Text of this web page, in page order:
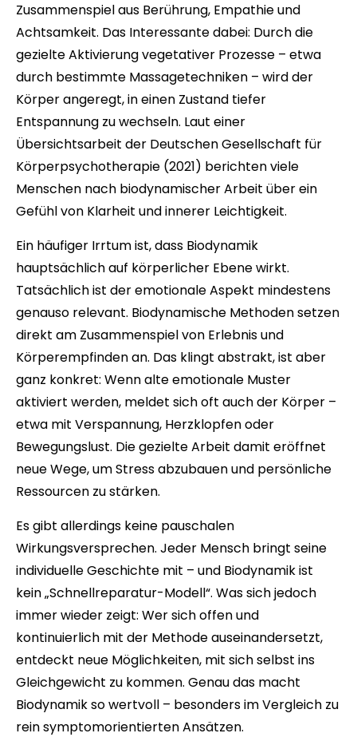
Zusammenspiel aus Berührung, Empathie und
Achtsamkeit. Das Interessante dabei: Durch die
gezielte Aktivierung vegetativer Prozesse – etwa
durch bestimmte Massagetechniken – wird der
Körper angeregt, in einen Zustand tiefer
Entspannung zu wechseln. Laut einer
Übersichtsarbeit der Deutschen Gesellschaft für
Körperpsychotherapie (2021) berichten viele
Menschen nach biodynamischer Arbeit über ein
Gefühl von Klarheit und innerer Leichtigkeit.
Ein häufiger Irrtum ist, dass Biodynamik
hauptsächlich auf körperlicher Ebene wirkt.
Tatsächlich ist der emotionale Aspekt mindestens
genauso relevant. Biodynamische Methoden setzen
direkt am Zusammenspiel von Erlebnis und
Körperempfinden an. Das klingt abstrakt, ist aber
ganz konkret: Wenn alte emotionale Muster
aktiviert werden, meldet sich oft auch der Körper –
etwa mit Verspannung, Herzklopfen oder
Bewegungslust. Die gezielte Arbeit damit eröffnet
neue Wege, um Stress abzubauen und persönliche
Ressourcen zu stärken.
Es gibt allerdings keine pauschalen
Wirkungsversprechen. Jeder Mensch bringt seine
individuelle Geschichte mit – und Biodynamik ist
kein „Schnellreparatur-Modell“. Was sich jedoch
immer wieder zeigt: Wer sich offen und
kontinuierlich mit der Methode auseinandersetzt,
entdeckt neue Möglichkeiten, mit sich selbst ins
Gleichgewicht zu kommen. Genau das macht
Biodynamik so wertvoll – besonders im Vergleich zu
rein symptomorientierten Ansätzen.